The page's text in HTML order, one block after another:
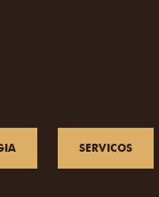
SERVICOS